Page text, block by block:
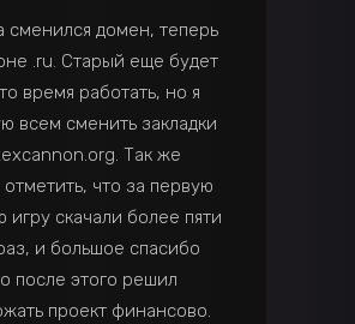
сменился домен, теперь
.ru. Старый еще будет
время работать, но я
всем сменить закладки
Так же
что за первую
игру скачали более пяти
и большое спасибо
после этого решил
проект финансово.